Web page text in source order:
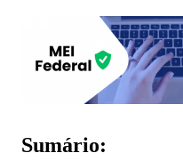
Sumário: